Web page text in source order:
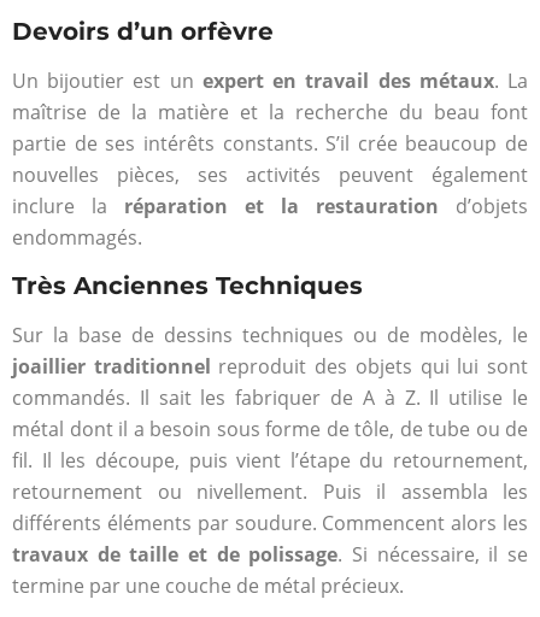
Devoirs d’un orfèvre
Un bijoutier est un expert en travail des métaux. La
maîtrise de la matière et la recherche du beau font
partie de ses intérêts constants. S’il crée beaucoup de
nouvelles pièces, ses activités peuvent également
inclure la réparation et la restauration d’objets
endommagés.
Très Anciennes Techniques
Sur la base de dessins techniques ou de modèles, le
joaillier traditionnel reproduit des objets qui lui sont
commandés. Il sait les fabriquer de A à Z. Il utilise le
métal dont il a besoin sous forme de tôle, de tube ou de
fil. Il les découpe, puis vient l’étape du retournement,
retournement ou nivellement. Puis il assembla les
différents éléments par soudure. Commencent alors les
travaux de taille et de polissage. Si nécessaire, il se
termine par une couche de métal précieux.